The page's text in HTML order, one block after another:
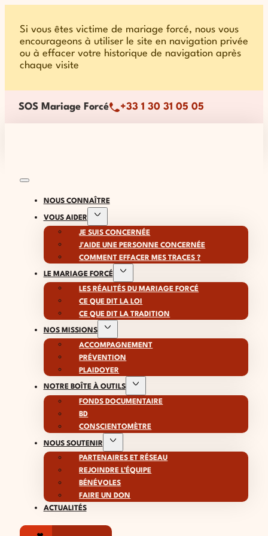
Si vous êtes victime de mariage forcé, nous vous
encourageons à utiliser le site en navigation privée
ou à effacer votre historique de navigation après
chaque visite
SOS Mariage Forcé +33 1 30 31 05 05
NOUS CONNAÎTRE
VOUS AIDER
JE SUIS CONCERNÉE
J’AIDE UNE PERSONNE CONCERNÉE
COMMENT EFFACER MES TRACES ?
LE MARIAGE FORCÉ
LES RÉALITÉS DU MARIAGE FORCÉ
CE QUE DIT LA LOI
CE QUE DIT LA TRADITION
NOS MISSIONS
ACCOMPAGNEMENT
PRÉVENTION
PLAIDOYER
NOTRE BOÎTE À OUTILS
FONDS DOCUMENTAIRE
BD
CONSCIENTOMÈTRE
NOUS SOUTENIR
PARTENAIRES ET RÉSEAU
REJOINDRE L’ÉQUIPE
BÉNÉVOLES
FAIRE UN DON
ACTUALITÉS